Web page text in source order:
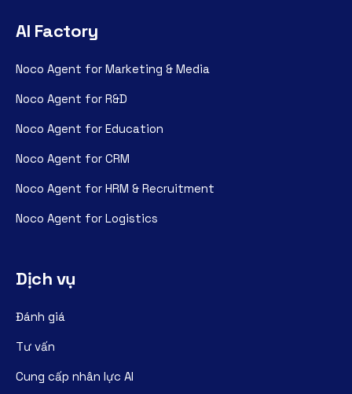
AI Factory
Noco Agent for Marketing & Media
Noco Agent for R&D
Noco Agent for Education
Noco Agent for CRM
Noco Agent for HRM & Recruitment
Noco Agent for Logistics
Dịch vụ
Đánh giá
Tư vấn
Cung cấp nhân lực AI